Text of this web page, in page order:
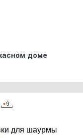
доме
для шаурмы